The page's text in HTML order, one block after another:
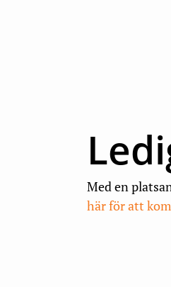
Med en
här för att